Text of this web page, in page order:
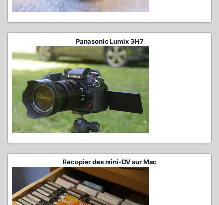
Panasonic Lumix GH7
Recopier des mini-DV sur Mac